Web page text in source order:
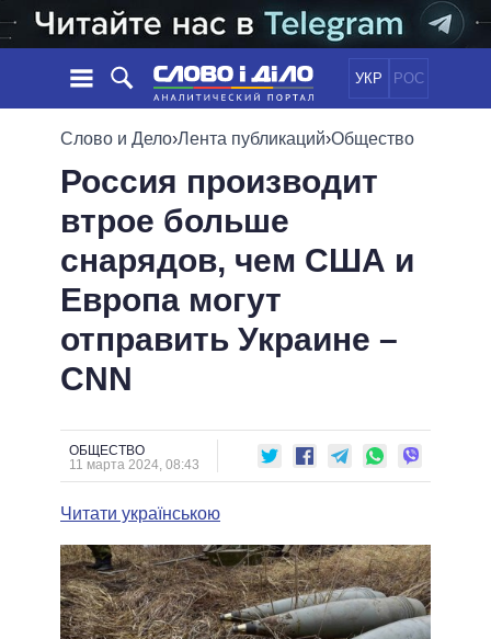
УКР РОС
НОВОСТИ
ЛЕНТА
СОБЫТИЯ
СТАТЬИ
МНЕНИЯ
ОБЗОРЫ
ДАЙДЖЕСТЫ
ПОЛИТИКА
ЭКОНОМИКА
ОБЩЕСТВО
ОБЕЩАНИЯ
ПОЛИТИКИ
ВСЕ ПОЛИТИКИ
ПРЕЗИДЕНТ И ОФИС
ВЕРХОВНАЯ РАДА
КАБИНЕТ МИНИСТРОВ
МЭРЫ
ВСЕ ПЕРСОНЫ
ИНФОГРАФИКА
ВИДЕО
СРАВНЕНИЕ ПОЛИТИКОВ
Слово и Дело›Лента публикаций›Общество
Россия производит
втрое больше
снарядов, чем США и
Европа могут
отправить Украине –
CNN
ОБЩЕСТВО
11 марта 2024, 08:43
Читати українською